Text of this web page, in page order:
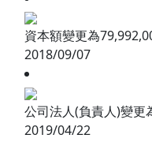
資本額變更為
2018/09/07
公司法人(負責人)變更
2019/04/22